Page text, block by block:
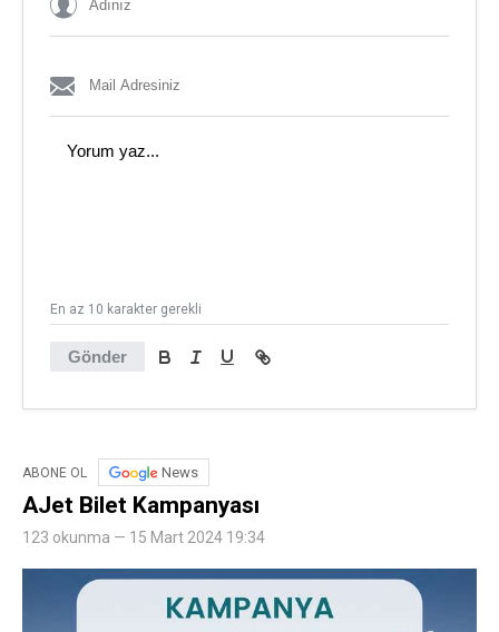
Gönder
En az 10 karakter gerekli
ABONE OL News
AJet Bilet Kampanyası
123 okunma — 15 Mart 2024 19:34